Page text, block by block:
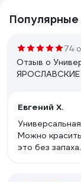
74
Отзыв о
ЯРОСЛАВСКИЕ
Евгений Х.
Можно
это без